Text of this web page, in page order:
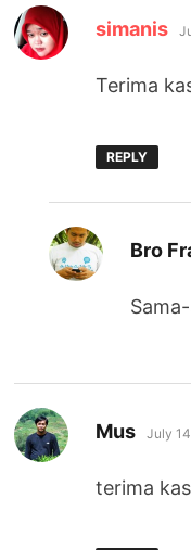
simanis
Terima
REPLY
Bro
Mus says:
July
terima